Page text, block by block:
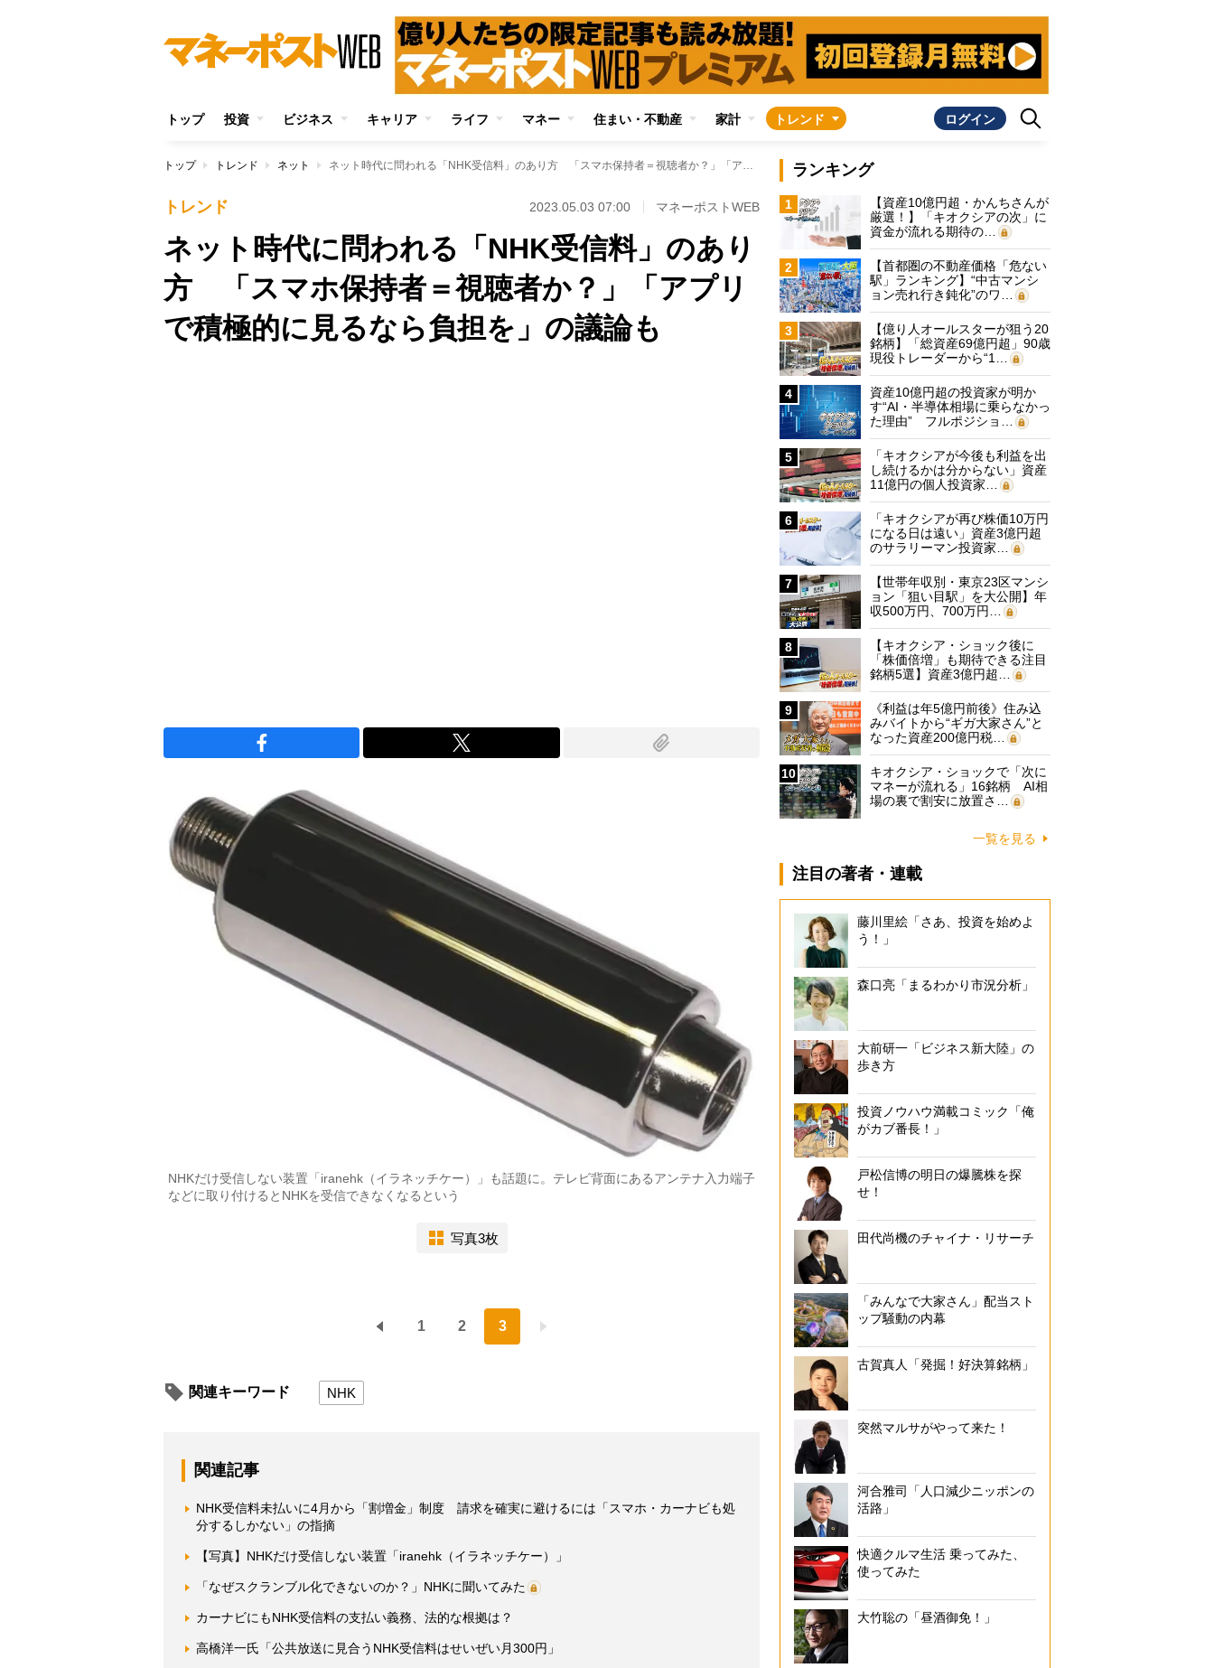
トップ 投資 ビジネス キャリア ライフ マネー 住まい・不動産 家計 トレンド ログイン
トップ トレンド ネット ネット時代に問われる「NHK受信料」のあり方 「スマホ保持者＝視聴者か？」「アプリで積極的に見るなら負担を」の議論も
トレンド 2023.05.03 07:00 マネーポストWEB
ネット時代に問われる「NHK受信料」のあり
方 「スマホ保持者＝視聴者か？」「アプリ
で積極的に見るなら負担を」の議論も
NHKだけ受信しない装置「iranehk（イラネッチケー）」も話題に。テレビ背面にあるアンテナ入力端子
などに取り付けるとNHKを受信できなくなるという
写真3枚
1 2 3
関連キーワード NHK
関連記事
NHK受信料未払いに4月から「割増金」制度 請求を確実に避けるには「スマホ・カーナビも処
分するしかない」の指摘
【写真】NHKだけ受信しない装置「iranehk（イラネッチケー）」
「なぜスクランブル化できないのか？」NHKに聞いてみた
カーナビにもNHK受信料の支払い義務、法的な根拠は？
高橋洋一氏「公共放送に見合うNHK受信料はせいぜい月300円」
ランキング
1
【資産10億円超・かんちさんが
厳選！】「キオクシアの次」に
資金が流れる期待の…
2
【首都圏の不動産価格「危ない
駅」ランキング】“中古マンシ
ョン売れ行き鈍化”のワ…
3
【億り人オールスターが狙う20
銘柄】「総資産69億円超」90歳
現役トレーダーから“1…
4
資産10億円超の投資家が明か
す“AI・半導体相場に乗らなかっ
た理由” フルポジショ…
5
「キオクシアが今後も利益を出
し続けるかは分からない」資産
11億円の個人投資家…
6
「キオクシアが再び株価10万円
になる日は遠い」資産3億円超
のサラリーマン投資家…
7
【世帯年収別・東京23区マンシ
ョン「狙い目駅」を大公開】年
収500万円、700万円…
8
【キオクシア・ショック後に
「株価倍増」も期待できる注目
銘柄5選】資産3億円超…
9
《利益は年5億円前後》住み込
みバイトから“ギガ大家さん”と
なった資産200億円税…
10
キオクシア・ショックで「次に
マネーが流れる」16銘柄 AI相
場の裏で割安に放置さ…
一覧を見る
注目の著者・連載
藤川里絵「さあ、投資を始めよ
う！」
森口亮「まるわかり市況分析」
大前研一「ビジネス新大陸」の
歩き方
投資ノウハウ満載コミック「俺
がカブ番長！」
戸松信博の明日の爆騰株を探
せ！
田代尚機のチャイナ・リサーチ
「みんなで大家さん」配当スト
ップ騒動の内幕
古賀真人「発掘！好決算銘柄」
突然マルサがやって来た！
河合雅司「人口減少ニッポンの
活路」
快適クルマ生活 乗ってみた、
使ってみた
大竹聡の「昼酒御免！」